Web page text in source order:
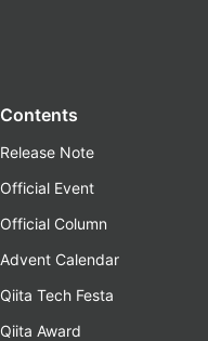
Contents
Release Note
Official Event
Official Column
Advent Calendar
Qiita Tech Festa
Qiita Award